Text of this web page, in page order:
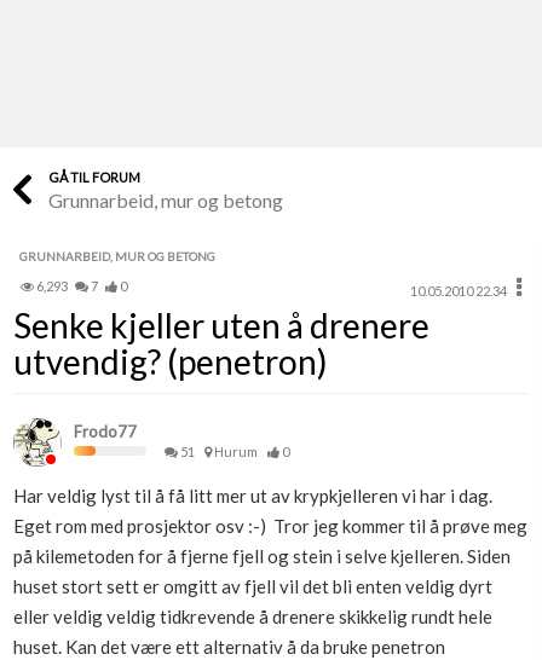
Finn håndverkere
Papirer som mangler
Skaff dokumentasjon som mangler
Kundeservice
Se din bolig? Klikk her
Boligmappa+
Få mer ut av Boligmappa
GÅ TIL FORUM
Grunnarbeid, mur og betong
GRUNNARBEID, MUR OG BETONG
6,293 7 0 10.05.2010 22.34
Senke kjeller uten å drenere
utvendig? (penetron)
Frodo77
51 Hurum 0
Har veldig lyst til å få litt mer ut av krypkjelleren vi har i dag.
Eget rom med prosjektor osv :-) Tror jeg kommer til å prøve meg
på kilemetoden for å fjerne fjell og stein i selve kjelleren. Siden
huset stort sett er omgitt av fjell vil det bli enten veldig dyrt
eller veldig veldig tidkrevende å drenere skikkelig rundt hele
huset. Kan det være ett alternativ å da bruke penetron